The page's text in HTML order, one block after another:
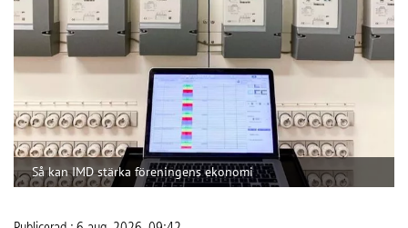
Så kan IMD stärka föreningens ekonomi
Publicerad : 6 aug. 2026, 09:42
Så kan IMD stärka föreningens
ekonomi